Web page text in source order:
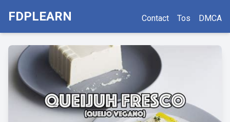
FDPLEARN Contact Tos DMCA